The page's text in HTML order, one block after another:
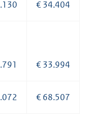
€ 34.404
€ 33.994
€ 68.507